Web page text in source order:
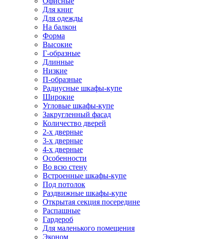
Для книг
Для одежды
На балкон
Форма
Высокие
Г-образные
Длинные
Низкие
П-образные
Радиусные шкафы-купе
Широкие
Угловые шкафы-купе
Закругленный фасад
Количество дверей
2-х дверные
3-х дверные
4-х дверные
Особенности
Во всю стену
Встроенные шкафы-купе
Под потолок
Раздвижные шкафы-купе
Открытая секция посередине
Распашные
Гардероб
Для маленького помещения
Эконом